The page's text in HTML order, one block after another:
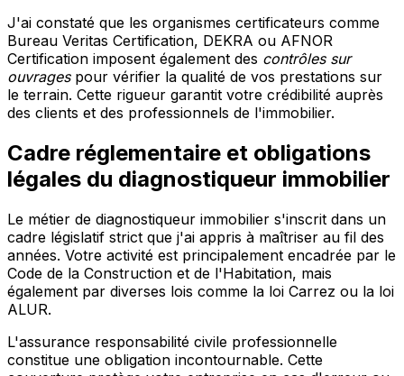
J'ai constaté que les organismes certificateurs comme
Bureau Veritas Certification, DEKRA ou AFNOR
Certification imposent également des contrôles sur
ouvragespour vérifier la qualité de vos prestations sur
le terrain. Cette rigueur garantit votre crédibilité auprès
des clients et des professionnels de l'immobilier.
Cadre réglementaire et obligations
légales du diagnostiqueur immobilier
Le métier de diagnostiqueur immobilier s'inscrit dans un
cadre législatif strict que j'ai appris à maîtriser au fil des
années. Votre activité est principalement encadrée par le
Code de la Construction et de l'Habitation, mais
également par diverses lois comme la loi Carrez ou la loi
ALUR.
L'assurance responsabilité civile professionnelle
constitue une obligation incontournable. Cette